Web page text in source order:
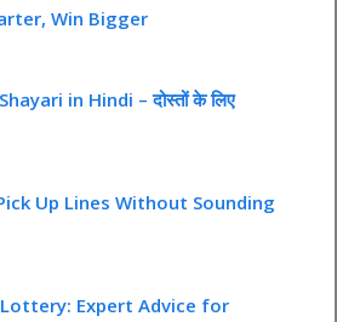
Win Bigger
in Hindi – दोस्तों के लिए
Up Lines Without Sounding
Expert Advice for